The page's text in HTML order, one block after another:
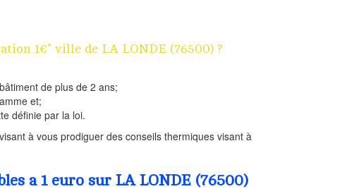
1€" ville de LA LONDE (76500) ?
de plus de 2 ans;
et;
définie par la loi.
à vous prodiguer des conseils thermiques visant à
a 1 euro sur LA LONDE (76500)